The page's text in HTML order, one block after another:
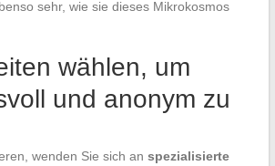
sehr, wie sie dieses Mikrokosmos
wählen, um
und anonym zu
wenden Sie sich an spezialisierte